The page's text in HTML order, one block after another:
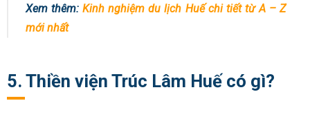
Xem thêm:Kinh nghiệm du lịch Huế chi tiết từ A – Z
mới nhất
5. Thiền viện Trúc Lâm Huế có gì?